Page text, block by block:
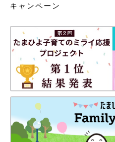
キャンペーン